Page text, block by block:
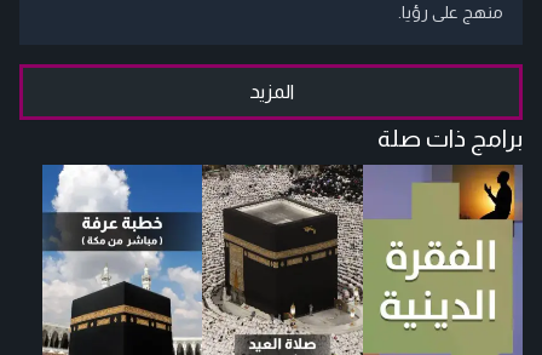
منهج على رؤيا.
المزيد
برامج ذات صلة